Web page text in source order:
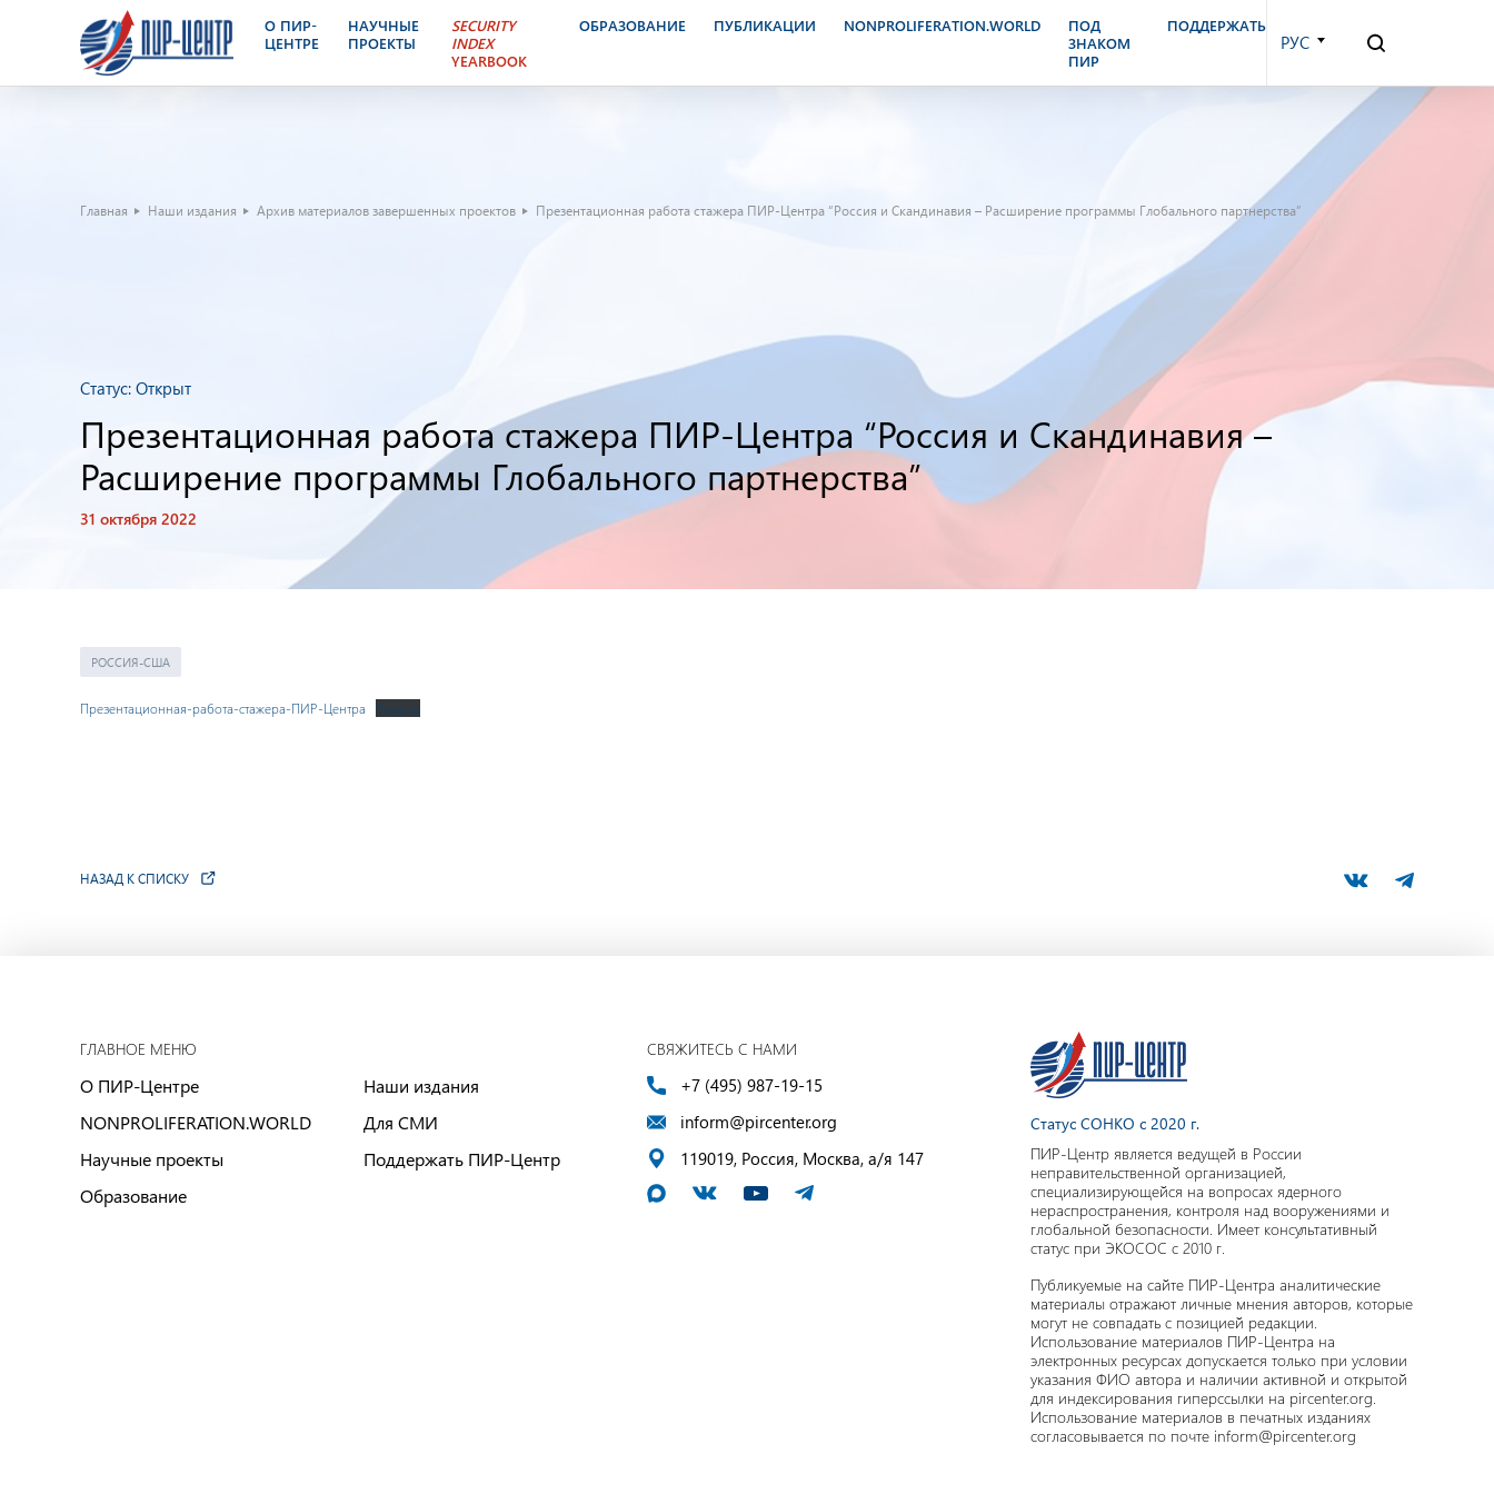
О ПИР-
ЦЕНТРЕ
НАУЧНЫЕ
ПРОЕКТЫ
SECURITY
INDEX
YEARBOOK
ОБРАЗОВАНИЕ ПУБЛИКАЦИИ NONPROLIFERATION.WORLD
ПОД
ЗНАКОМ
ПИР
ПОДДЕРЖАТЬ
РУС
Главная Наши издания Архив материалов завершенных проектов Презентационная работа стажера ПИР-Центра “Россия и Скандинавия – Расширение программы Глобального партнерства”
Статус: Открыт
Презентационная работа стажера ПИР-Центра “Россия и Скандинавия –
Расширение программы Глобального партнерства”
31 октября 2022
РОССИЯ-США
Презентационная-работа-стажера-ПИР-Центра Скачать
НАЗАД К СПИСКУ
ГЛАВНОЕ МЕНЮ
О ПИР-Центре
NONPROLIFERATION.WORLD
Научные проекты
Образование
Наши издания
Для СМИ
Поддержать ПИР-Центр
СВЯЖИТЕСЬ С НАМИ
+7 (495) 987-19-15
inform@pircenter.org
119019, Россия, Москва, а/я 147
Статус СОНКО с 2020 г.
ПИР-Центр является ведущей в России
неправительственной организацией,
специализирующейся на вопросах ядерного
нераспространения, контроля над вооружениями и
глобальной безопасности. Имеет консультативный
статус при ЭКОСОС с 2010 г.
Публикуемые на сайте ПИР-Центра аналитические
материалы отражают личные мнения авторов, которые
могут не совпадать с позицией редакции.
Использование материалов ПИР-Центра на
электронных ресурсах допускается только при условии
указания ФИО автора и наличии активной и открытой
для индексирования гиперссылки на pircenter.org.
Использование материалов в печатных изданиях
согласовывается по почте inform@pircenter.org